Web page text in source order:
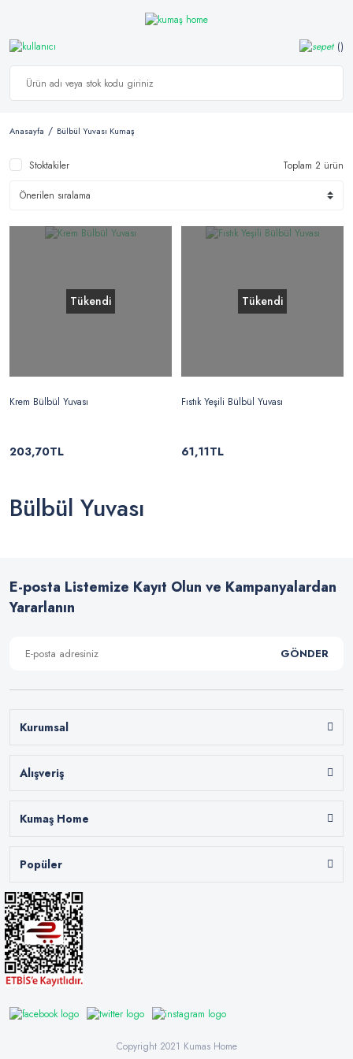
Anasayfa Bülbül Yuvası Kumaş
Stoktakiler Toplam 2 ürün
Tükendi
Krem Bülbül Yuvası
203,70TL
Tükendi
Fıstık Yeşili Bülbül Yuvası
61,11TL
Bülbül Yuvası
E-posta Listemize Kayıt Olun ve Kampanyalardan
Yararlanın
GÖNDER
Kurumsal
Alışveriş
Kumaş Home
Popüler
Copyright 2021 Kumas Home